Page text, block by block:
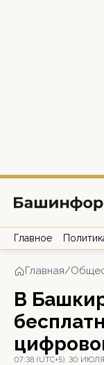
Главное
Главная/
В
07:38 (UTC+5), 30